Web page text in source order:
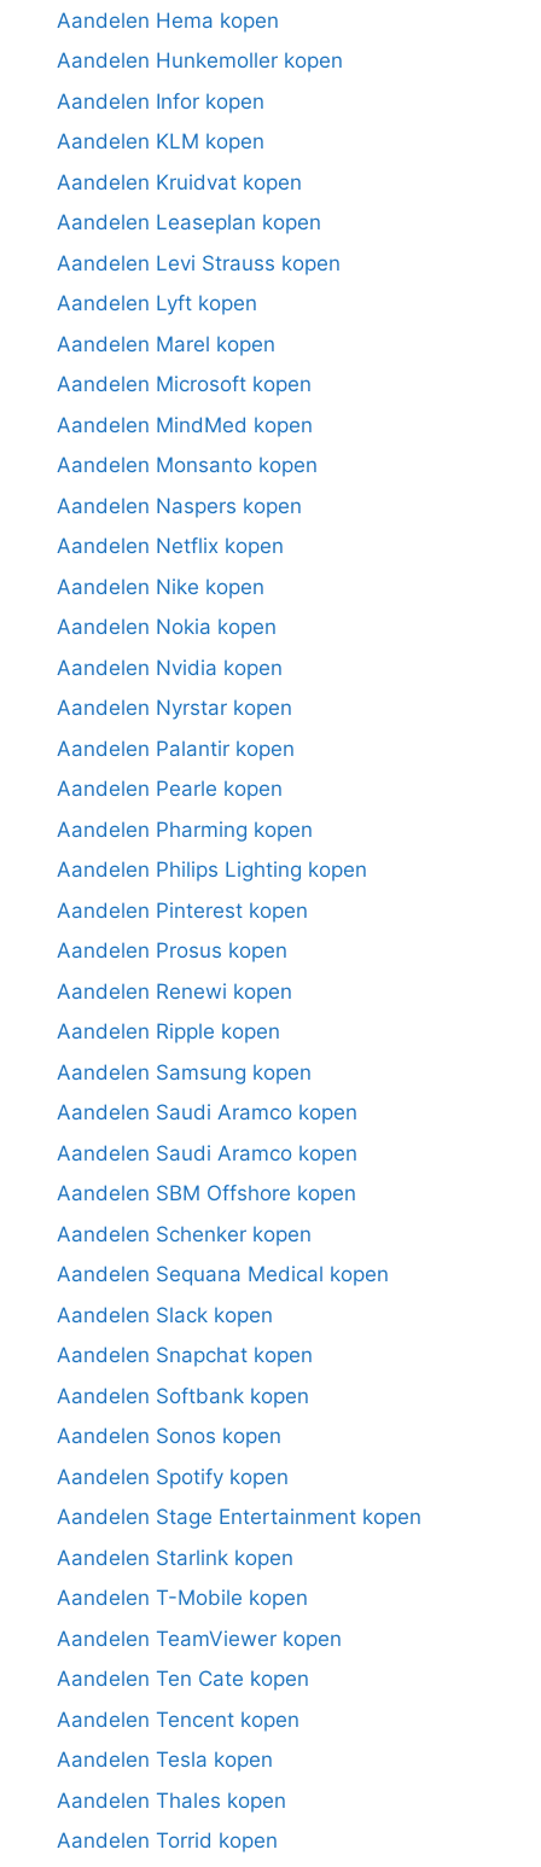
Aandelen Hema kopen
Aandelen Hunkemoller kopen
Aandelen Infor kopen
Aandelen KLM kopen
Aandelen Kruidvat kopen
Aandelen Leaseplan kopen
Aandelen Levi Strauss kopen
Aandelen Lyft kopen
Aandelen Marel kopen
Aandelen Microsoft kopen
Aandelen MindMed kopen
Aandelen Monsanto kopen
Aandelen Naspers kopen
Aandelen Netflix kopen
Aandelen Nike kopen
Aandelen Nokia kopen
Aandelen Nvidia kopen
Aandelen Nyrstar kopen
Aandelen Palantir kopen
Aandelen Pearle kopen
Aandelen Pharming kopen
Aandelen Philips Lighting kopen
Aandelen Pinterest kopen
Aandelen Prosus kopen
Aandelen Renewi kopen
Aandelen Ripple kopen
Aandelen Samsung kopen
Aandelen Saudi Aramco kopen
Aandelen Saudi Aramco kopen
Aandelen SBM Offshore kopen
Aandelen Schenker kopen
Aandelen Sequana Medical kopen
Aandelen Slack kopen
Aandelen Snapchat kopen
Aandelen Softbank kopen
Aandelen Sonos kopen
Aandelen Spotify kopen
Aandelen Stage Entertainment kopen
Aandelen Starlink kopen
Aandelen T-Mobile kopen
Aandelen TeamViewer kopen
Aandelen Ten Cate kopen
Aandelen Tencent kopen
Aandelen Tesla kopen
Aandelen Thales kopen
Aandelen Torrid kopen